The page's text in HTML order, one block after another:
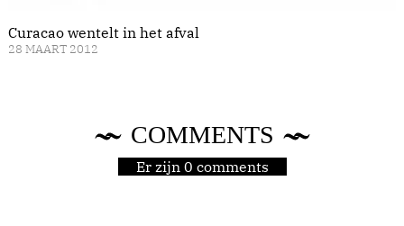
Curacao wentelt in het afval
28 MAART 2012
COMMENTS
Er zijn 0 comments